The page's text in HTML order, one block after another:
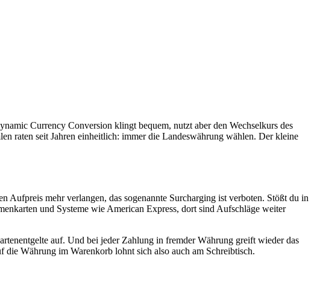
Currency Conversion klingt bequem, nutzt aber den Wechselkurs des
raten seit Jahren einheitlich: immer die Landeswährung wählen. Der kleine
mehr verlangen, das sogenannte Surcharging ist verboten. Stößt du in
und Systeme wie American Express, dort sind Aufschläge weiter
auf. Und bei jeder Zahlung in fremder Währung greift wieder das
Währung im Warenkorb lohnt sich also auch am Schreibtisch.